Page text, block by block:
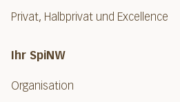
Privat, Halbprivat und Excellence
Ihr SpiNW
Organisation